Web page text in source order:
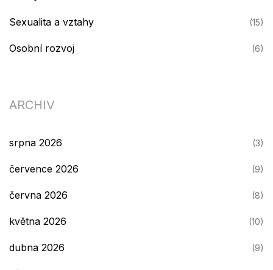
Sexualita a vztahy (15)
Osobní rozvoj (6)
ARCHIV
srpna 2026 (3)
července 2026 (9)
června 2026 (8)
května 2026 (10)
dubna 2026 (9)